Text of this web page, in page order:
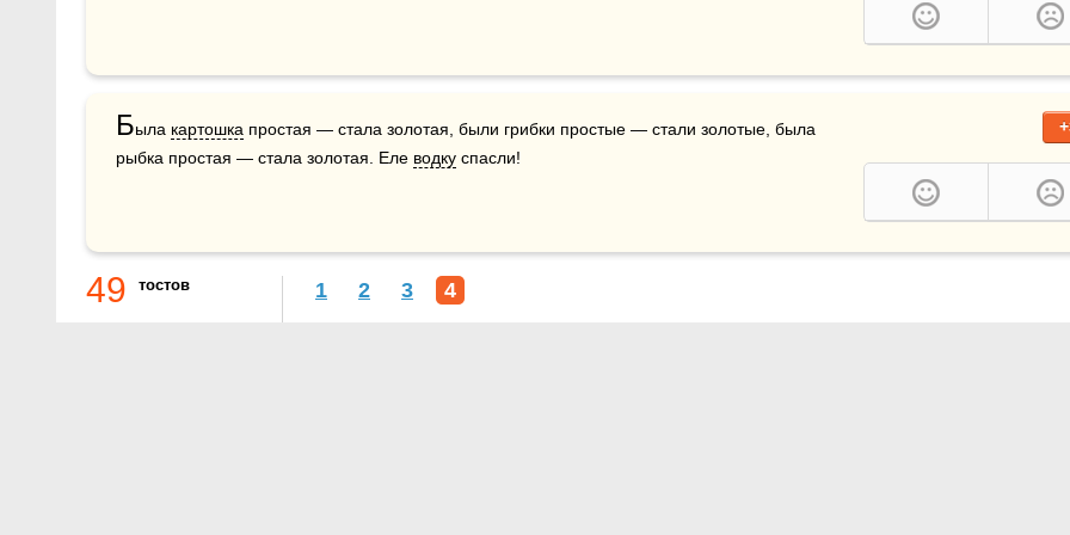
Была картошка простая — стала золотая, были грибки простые — стали золотые, была
рыбка простая — стала золотая. Еле водку спасли!
49 тостов 1 2 3 4